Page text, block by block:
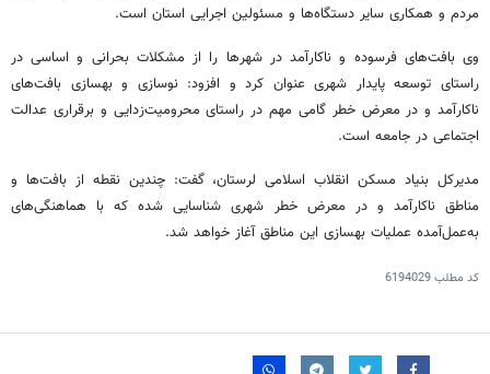
مردم و همکاری سایر دستگاه‌ها و مسئولین اجرایی استان است.
وی بافت‌های فرسوده و ناکارآمد در شهرها را از مشکلات بحرانی و اساسی در
راستای توسعه پایدار شهری عنوان کرد و افزود: نوسازی و بهسازی بافت‌های
ناکارآمد و در معرض خطر گامی مهم در راستای محرومیت‌زدایی و برقراری عدالت
اجتماعی در جامعه است.
مدیرکل بنیاد مسکن انقلاب اسلامی لرستان، گفت: چندین نقطه از بافت‌ها و
مناطق ناکارآمد و در معرض خطر شهری شناسایی شده که با هماهنگی‌های
به‌عمل‌آمده عملیات بهسازی این مناطق آغاز خواهد شد.
کد مطلب6194029